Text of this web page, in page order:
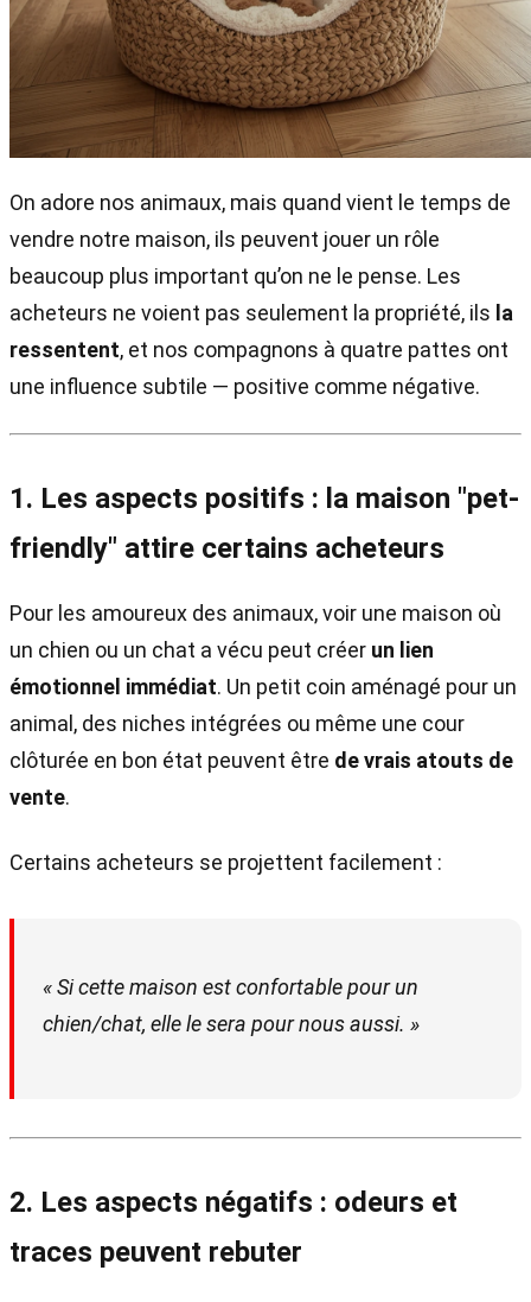
On adore nos animaux, mais quand vient le temps de
vendre notre maison, ils peuvent jouer un rôle
beaucoup plus important qu’on ne le pense. Les
acheteurs ne voient pas seulement la propriété, ils la
ressentent, et nos compagnons à quatre pattes ont
une influence subtile — positive comme négative.
1. Les aspects positifs : la maison "pet-
friendly" attire certains acheteurs
Pour les amoureux des animaux, voir une maison où
un chien ou un chat a vécu peut créer un lien
émotionnel immédiat. Un petit coin aménagé pour un
animal, des niches intégrées ou même une cour
clôturée en bon état peuvent être de vrais atouts de
vente.
Certains acheteurs se projettent facilement :
« Si cette maison est confortable pour un
chien/chat, elle le sera pour nous aussi. »
2. Les aspects négatifs : odeurs et
traces peuvent rebuter